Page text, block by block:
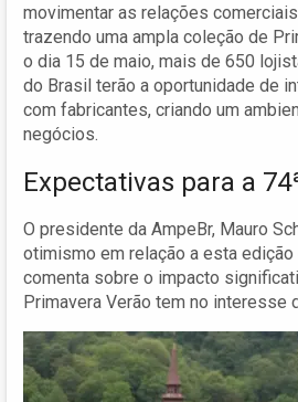
movimentar as relações
trazendo uma ampla coleção de
o dia 15 de maio, mais de 650
do Brasil terão a oportunidade de
com fabricantes, criando um
negócios.
Expectativas para a
O presidente da AmpeBr, Mauro
otimismo em relação a esta edição
comenta sobre o impacto
Primavera Verão tem no interesse